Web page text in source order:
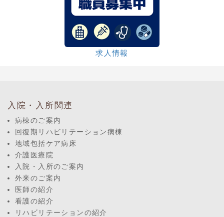
求人情報
入院・入所関連
病棟のご案内
回復期リハビリテーション病棟
地域包括ケア病床
介護医療院
入院・入所のご案内
外来のご案内
医師の紹介
看護の紹介
リハビリテーションの紹介